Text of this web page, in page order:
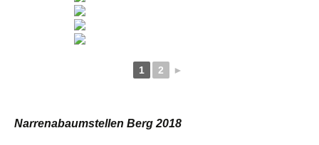
1 2 ►
Narrenabaumstellen Berg 2018